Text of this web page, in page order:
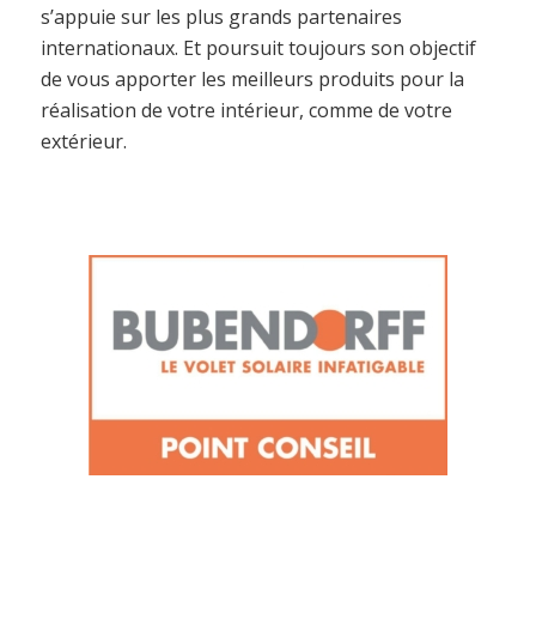
s’appuie sur les plus grands partenaires
internationaux. Et poursuit toujours son objectif
de vous apporter les meilleurs produits pour la
réalisation de votre intérieur, comme de votre
extérieur.